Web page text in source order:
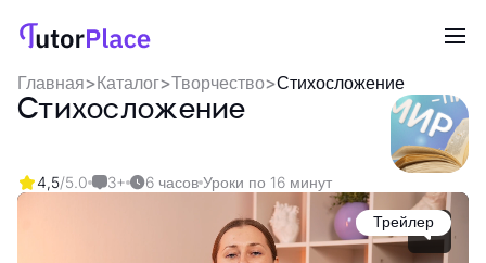
Главная>Каталог>Творчество>Стихосложение
Стихосложение
4,5/5.0 3+ 6 часов Уроки по 16 минут
Трейлер